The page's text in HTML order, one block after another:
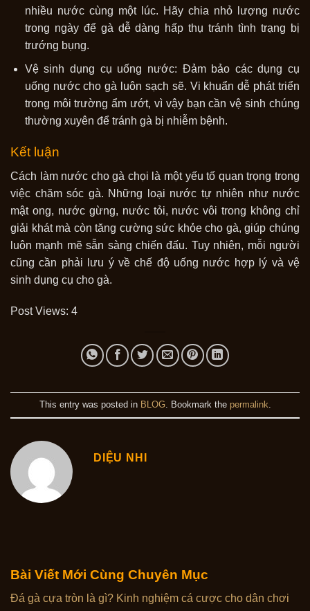
Bài Viết Mới Cùng Chuyên Mục
Đá gà cựa tròn là gì? Kinh nghiệm cá cược cho dân chơi
nhiều nước cùng một lúc. Hãy chia nhỏ lượng nước
trong ngày để gà dễ dàng hấp thụ tránh tình trạng bị
trướng bụng.
Vệ sinh dụng cụ uống nước: Đảm bảo các dụng cụ
uống nước cho gà luôn sạch sẽ. Vi khuẩn dễ phát triển
trong môi trường ẩm ướt, vì vậy bạn cần vệ sinh chúng
thường xuyên để tránh gà bị nhiễm bệnh.
Kết luận
Cách làm nước cho gà chọi là một yếu tố quan trọng trong
việc chăm sóc gà. Những loại nước tự nhiên như nước
mật ong, nước gừng, nước tỏi, nước vôi trong không chỉ
giải khát mà còn tăng cường sức khỏe cho gà, giúp chúng
luôn mạnh mẽ sẵn sàng chiến đấu. Tuy nhiên, mỗi người
cũng cần phải lưu ý về chế độ uống nước hợp lý và vệ
sinh dụng cụ cho gà.
Post Views: 4
This entry was posted in BLOG. Bookmark the permalink
DIỆU NHI